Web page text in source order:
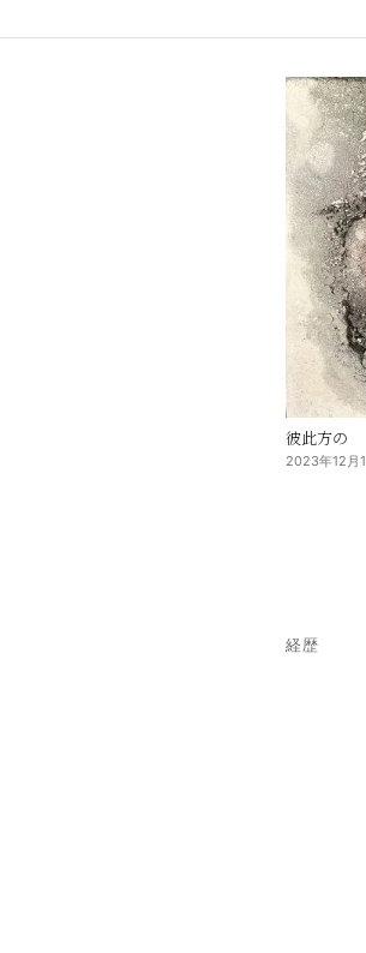
彼此方の
2023年12月
経歴